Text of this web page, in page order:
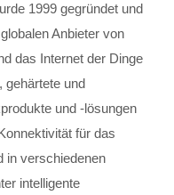
1999 gegründet und
Anbieter von
das Internet der Dinge
gehärtete und
und -lösungen
für das
in verschiedenen
intelligente